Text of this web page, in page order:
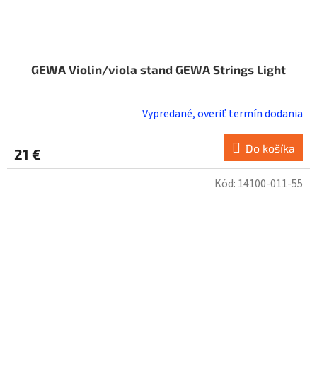
GEWA Violin/viola stand GEWA Strings Light
Vypredané, overiť termín dodania
21 € Do košíka
Kód: 14100-011-55